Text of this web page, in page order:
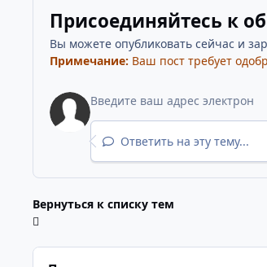
Присоединяйтесь к
Вы можете опубликовать сейчас и
Примечание: Ваш пост требует
Ответить на эту тему...
Вернуться к списку тем